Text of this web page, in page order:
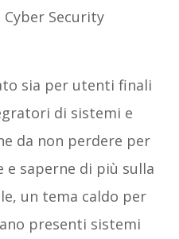
Security
sia per utenti finali
di sistemi e
da non perdere per
e saperne di più sulla
un tema caldo per
presenti sistemi